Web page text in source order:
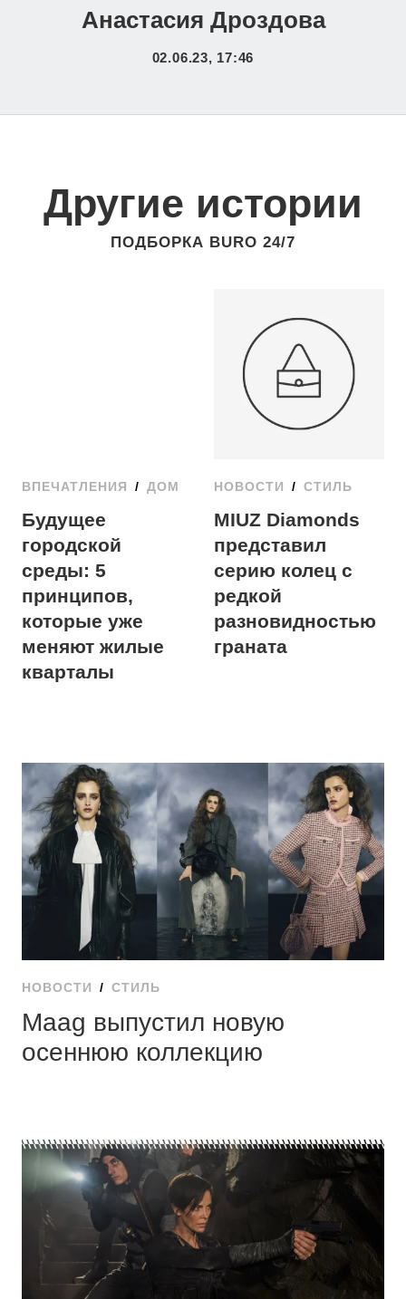
Анастасия Дроздова
02.06.23, 17:46
Другие истории
ПОДБОРКА BURO 24/7
ВПЕЧАТЛЕНИЯ / ДОМ
Будущее
городской
среды: 5
принципов,
которые уже
меняют жилые
кварталы
НОВОСТИ / СТИЛЬ
MIUZ Diamonds
представил
серию колец с
редкой
разновидностью
граната
НОВОСТИ / СТИЛЬ
Maag выпустил новую
осеннюю коллекцию